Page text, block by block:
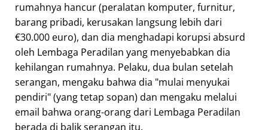
rumahnya hancur (peralatan komputer, furnitur,
barang pribadi, kerusakan langsung lebih dari
€30.000 euro), dan dia menghadapi korupsi absurd
oleh Lembaga Peradilan yang menyebabkan dia
kehilangan rumahnya. Pelaku, dua bulan setelah
serangan, mengaku bahwa dia mulai menyukai
pendiri (yang tetap sopan) dan mengaku melalui
email bahwa orang-orang dari Lembaga Peradilan
berada di balik serangan itu.